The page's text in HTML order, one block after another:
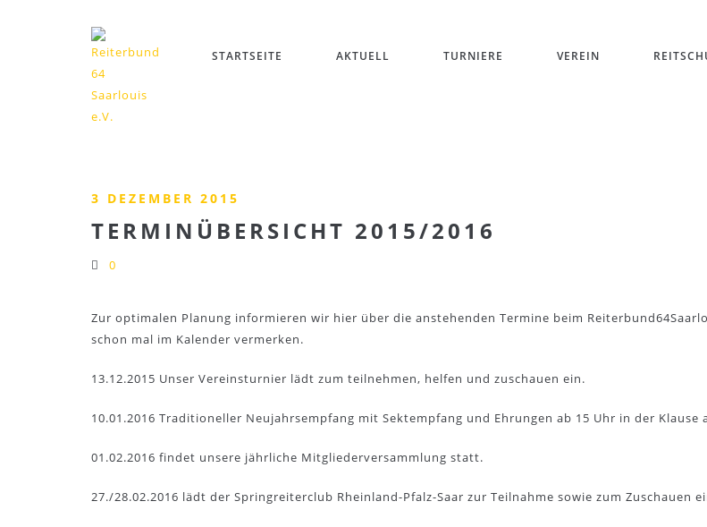
STARTSEITE AKTUELL TURNIERE VEREIN
3 DEZEMBER 2015
TERMINÜBERSICHT 2015/2016
0
Zur optimalen Planung informieren wir hier über die anstehenden Termine beim
schon mal im Kalender vermerken.
13.12.2015 Unser Vereinsturnier lädt zum teilnehmen, helfen und zuschauen ein.
10.01.2016 Traditioneller Neujahrsempfang mit Sektempfang und Ehrungen ab 15 Uhr in der Klause
01.02.2016 findet unsere jährliche Mitgliederversammlung statt.
27./28.02.2016 lädt der Springreiterclub Rheinland-Pfalz-Saar zur Teilnahme sowie zum Zuschauen